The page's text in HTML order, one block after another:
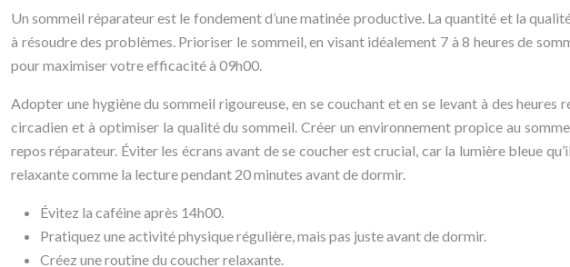
Un sommeil réparateur est le fondement d’une matinée productive. La quantité et la
à résoudre des problèmes. Prioriser le sommeil, en visant idéalement 7 à 8 heures de
pour maximiser votre efficacité à 09h00.
Adopter une hygiène du sommeil rigoureuse, en se couchant et en se levant à des
circadien et à optimiser la qualité du sommeil. Créer un environnement propice au
repos réparateur. Éviter les écrans avant de se coucher est crucial, car la lumière bleue
relaxante comme la lecture pendant 20 minutes avant de dormir.
Évitez la caféine après 14h00.
Pratiquez une activité physique régulière, mais pas juste avant de dormir.
Créez une routine du coucher relaxante.